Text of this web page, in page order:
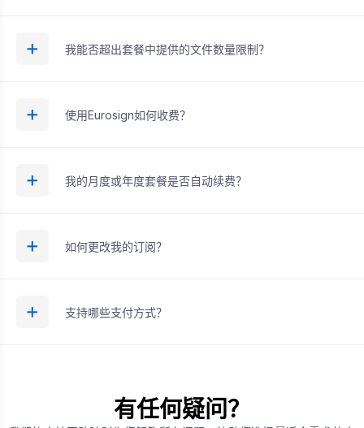
我能否超出套餐中提供的文件数量限制？
使用Eurosign如何收费？
我的月度或年度套餐是否自动续费？
如何更改我的订阅？
支持哪些支付方式？
有任何疑问？